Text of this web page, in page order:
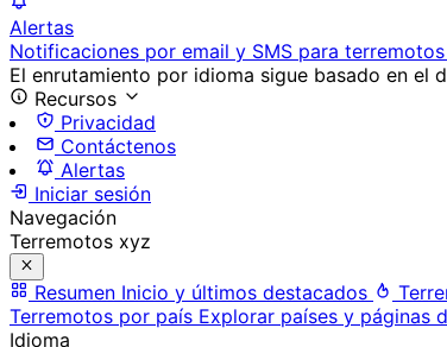
Alertas
Notificaciones por email y SMS para
El enrutamiento por idioma sigue basado en el
Recursos
Privacidad
Contáctenos
Alertas
Iniciar sesión
Navegación
Terremotos xyz
Resumen Inicio y últimos destacados
Terremotos por país Explorar países y páginas
Idioma